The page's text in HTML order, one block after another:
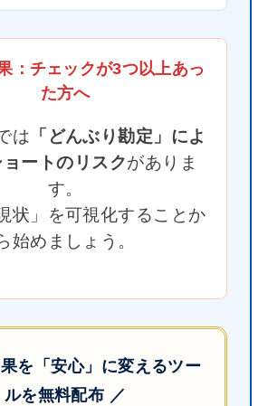
：チェックが3つ以上あっ
た方へ
は 「どんぶり勘定」によ
ートのリスクがありま
す。
状」を可視化することか
始めましょう。
を「安心」に変えるツー
ルを無料配布 ／